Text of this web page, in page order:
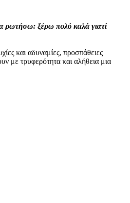
ρωτήσω: ξέρω πολύ καλά γιατί
και αδυναμίες, προσπάθειες
με τρυφερότητα και αλήθεια μια